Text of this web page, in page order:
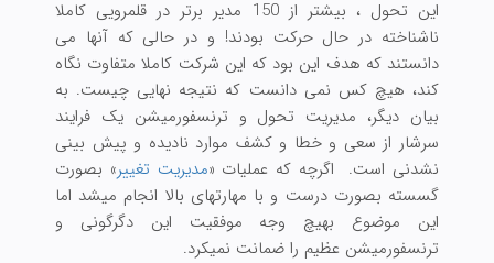
این تحول ، بیشتر از 150 مدیر برتر در قلمرویی کاملا
ناشناخته در حال حرکت بودند! و در حالی که آنها می
دانستند که هدف این بود که این شرکت کاملا متفاوت نگاه
کند، هیچ کس نمی دانست که نتیجه نهایی چیست. به
بیان دیگر، مدیریت تحول و ترنسفورمیشن یک فرایند
سرشار از سعی و خطا و کشف موارد نادیده و پیش بینی
نشدنی است. اگرچه که عملیات «مدیریت تغییر» بصورت
گسسته بصورت درست و با مهارتهای بالا انجام میشد اما
این موضوع بهیچ وجه موفقیت این دگرگونی و
ترنسفورمیشن عظیم را ضمانت نمیکرد.